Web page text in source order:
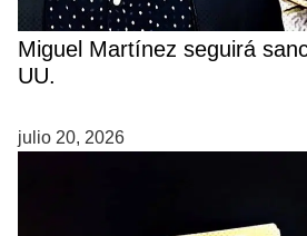
Miguel Martínez seguirá
UU.
julio 20, 2026